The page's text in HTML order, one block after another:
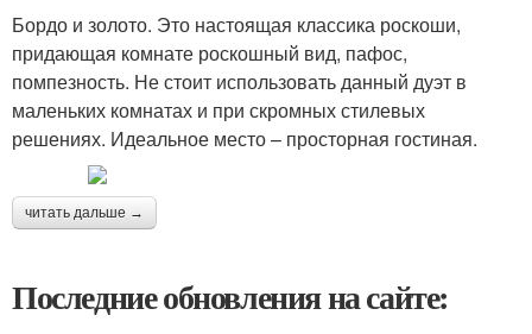
Бордо и золото. Это настоящая классика роскоши,
придающая комнате роскошный вид, пафос,
помпезность. Не стоит использовать данный дуэт в
маленьких комнатах и при скромных стилевых
решениях. Идеальное место – просторная гостиная.
читать дальше →
Последние обновления на сайте: